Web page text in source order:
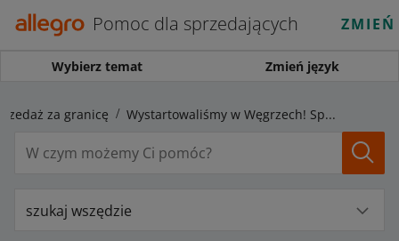
Pomoc dla sprzedających
Wybierz temat Zmień język
za granicę Wystartowaliśmy w Węgrzech! Sprawdź i zacznij sprzedawać na allegro.hu
szukaj wszędzie